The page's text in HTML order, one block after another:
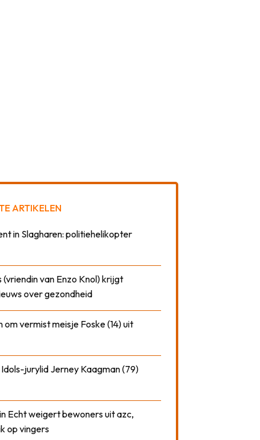
ARTIKELEN
in Slagharen: politiehelikopter
(vriendin van Enzo Knol) krijgt
over gezondheid
om vermist meisje Foske (14) uit
jurylid Jerney Kaagman (79)
Echt weigert bewoners uit azc,
op vingers